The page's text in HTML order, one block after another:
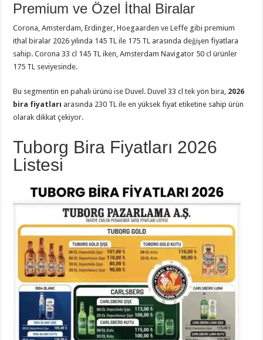
Premium ve Özel İthal Biralar
Corona, Amsterdam, Erdinger, Hoegaarden ve Leffe gibi premium
ithal biralar 2026 yılında 145 TL ile 175 TL arasında değişen fiyatlara
sahip. Corona 33 cl 145 TL iken, Amsterdam Navigator 50 cl ürünler
175 TL seviyesinde.
Bu segmentin en pahalı ürünü ise Duvel. Duvel 33 cl tek yön bira, 2026
bira fiyatları arasında 230 TL ile en yüksek fiyat etiketine sahip ürün
olarak dikkat çekiyor.
Tuborg Bira Fiyatları 2026
Listesi